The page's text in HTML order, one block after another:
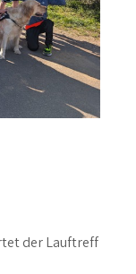
der Lauftreff